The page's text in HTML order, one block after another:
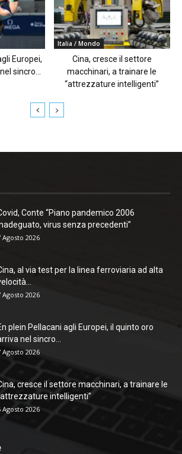
Europei,
sincro...
Italia / Mondo
Cina, cresce il settore
macchinari, a trainare le
“attrezzature intelligenti”
Conte “Piano pandemico 2006
virus senza precedenti”
Agosto 2026
al via test per la linea ferroviaria ad alta
Agosto 2026
plein Pellacani agli Europei, il quinto oro
nel sincro...
Agosto 2026
cresce il settore macchinari, a trainare le
intelligenti”
Agosto 2026